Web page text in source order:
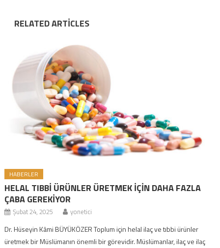
RELATED ARTICLES
HABERLER
HELAL TIBBİ ÜRÜNLER ÜRETMEK İÇİN DAHA FAZLA
ÇABA GEREKİYOR
Şubat 24, 2025 yonetici
Dr. Hüseyin Kâmi BÜYÜKÖZER Toplum için helal ilaç ve tıbbi ürünler
üretmek bir Müslümanın önemli bir görevidir. Müslümanlar, ilaç ve ilaç